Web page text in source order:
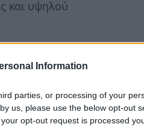
Information
parties, or processing of your
us, please use the below opt-out
opt-out request is processed
και υψηλού
του
Αρχαιολογίας
στον Μυστρά ή την